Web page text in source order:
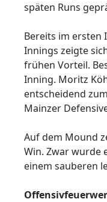
späten Runs
Bereits im ersten
Innings zeigte
frühen Vorteil.
Inning. Moritz
entscheidend
Mainzer
Auf dem Mound
Win. Zwar wurde
einem sauberen